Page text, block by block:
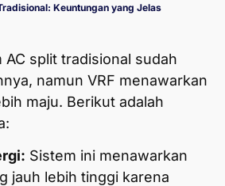
Keuntungan yang Jelas
AC split tradisional sudah
namun VRF menawarkan
maju. Berikut adalah
Sistem ini menawarkan
jauh lebih tinggi karena